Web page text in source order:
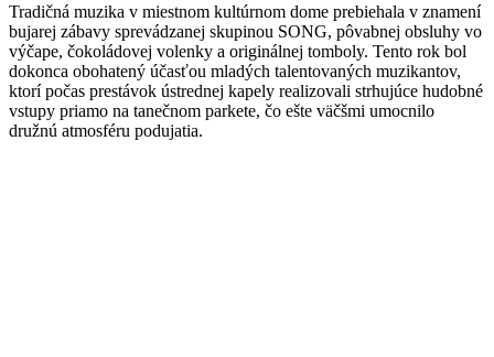
Tradičná muzika v miestnom kultúrnom dome prebiehala v znamení
bujarej zábavy sprevádzanej skupinou SONG, pôvabnej obsluhy vo
výčape, čokoládovej volenky a originálnej tomboly. Tento rok bol
dokonca obohatený účasťou mladých talentovaných muzikantov,
ktorí počas prestávok ústrednej kapely realizovali strhujúce hudobné
vstupy priamo na tanečnom parkete, čo ešte väčšmi umocnilo
družnú atmosféru podujatia.